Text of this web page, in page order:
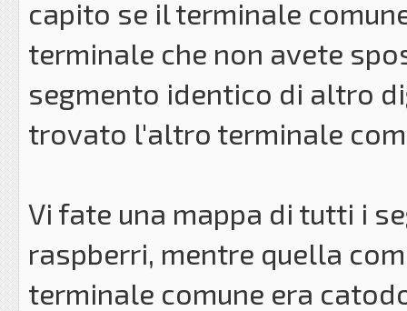
capito se il terminale
terminale che non avete
segmento identico di altro
trovato l'altro terminale
Vi fate una mappa di tutti i
raspberri, mentre quella
terminale comune era